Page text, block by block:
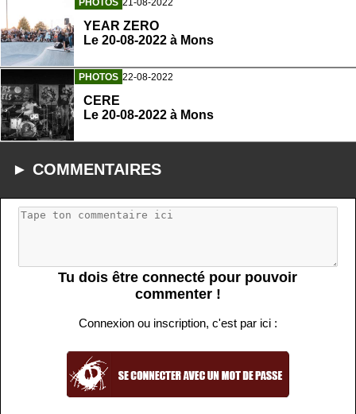
PHOTOS 21-08-2022
YEAR ZERO
Le 20-08-2022 à Mons
PHOTOS 22-08-2022
CERE
Le 20-08-2022 à Mons
► COMMENTAIRES
Tu dois être connecté pour pouvoir
commenter !
Connexion ou inscription, c'est par ici :